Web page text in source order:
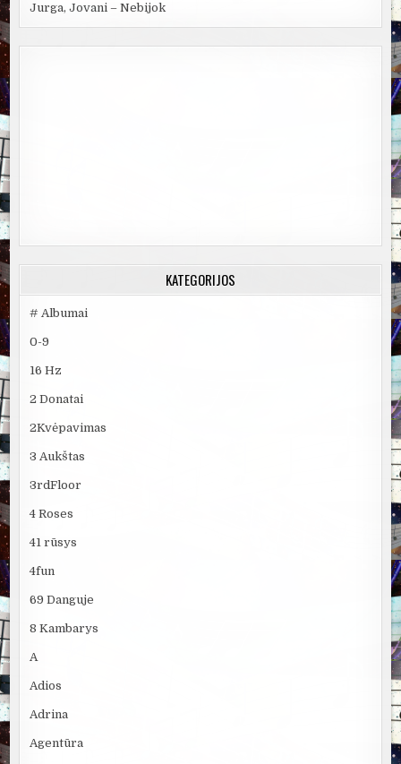
Jurga, Jovani – Nebijok
KATEGORIJOS
# Albumai
0-9
16 Hz
2 Donatai
2Kvėpavimas
3 Aukštas
3rdFloor
4 Roses
41 rūsys
4fun
69 Danguje
8 Kambarys
A
Adios
Adrina
Agentūra